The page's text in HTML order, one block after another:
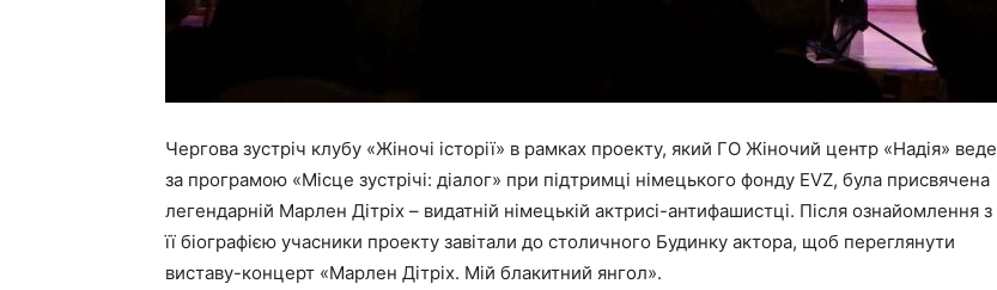
Чергова зустріч клубу «Жіночі історії» в рамках проекту, який ГО Жіночий центр «Надія» веде
за програмою «Місце зустрічі: діалог» при підтримці німецького фонду EVZ, була присвячена
легендарній Марлен Дітріх – видатній німецькій актрисі-антифашистці. Після ознайомлення з
її біографією учасники проекту завітали до столичного Будинку актора, щоб переглянути
виставу-концерт «Марлен Дітріх. Мій блакитний янгол».